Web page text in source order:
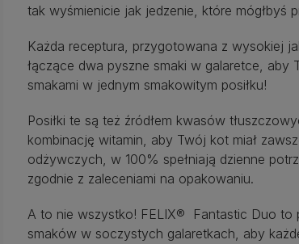
tak wyśmienicie jak jedzenie, które mógłbyś
Każda receptura, przygotowana z wysokiej
łączące dwa pyszne smaki w galaretce, aby
smakami w jednym smakowitym posiłku!
Posiłki te są też źródłem kwasów
kombinację witamin, aby Twój kot miał
odżywczych, w 100% spełniają dzienne
zgodnie z zaleceniami na opakowaniu.
A to nie wszystko! FELIX® Fantastic Duo to
smaków w soczystych galaretkach, aby